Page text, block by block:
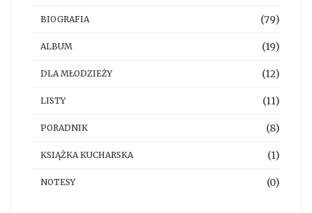
BIOGRAFIA (79)
ALBUM (19)
DLA MŁODZIEŻY (12)
LISTY (11)
PORADNIK (8)
KSIĄŻKA KUCHARSKA (1)
NOTESY (0)